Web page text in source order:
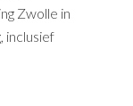
Zwolle in
inclusief